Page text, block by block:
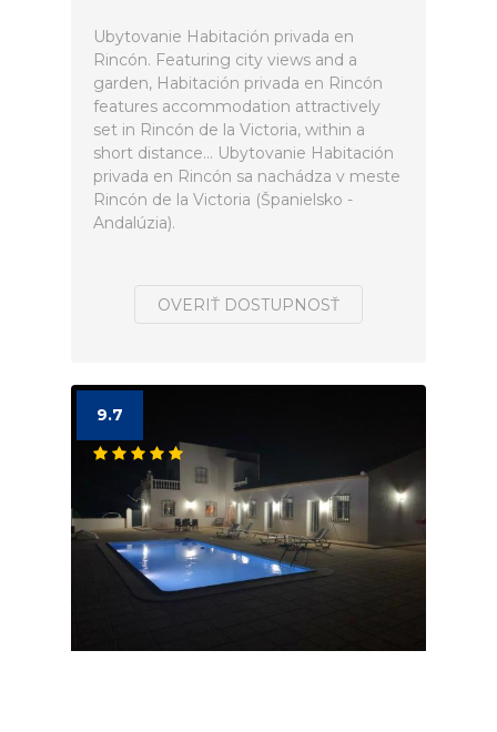
Ubytovanie Habitación privada en
Rincón. Featuring city views and a
garden, Habitación privada en Rincón
features accommodation attractively
set in Rincón de la Victoria, within a
short distance... Ubytovanie Habitación
privada en Rincón sa nachádza v meste
Rincón de la Victoria (Španielsko -
Andalúzia).
OVERIŤ DOSTUPNOSŤ
9.7